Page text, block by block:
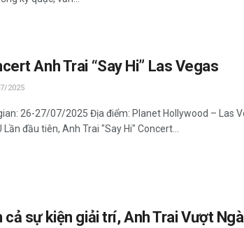
Anh Trai “Say Hi” Las Vegas
2025
26-27/07/2025 Địa điểm: Planet Hollywood – Las
Lần đầu tiên, Anh Trai "Say Hi" Concert...
cả sự kiện giải trí, Anh Trai Vượt